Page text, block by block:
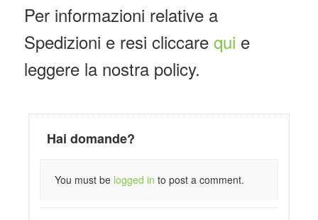
Per informazioni relative a
Spedizioni e resi cliccare qui e
leggere la nostra policy.
Hai domande?
You must be logged in to post a comment.